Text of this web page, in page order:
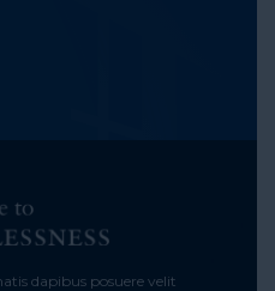
dapibus posuere velit